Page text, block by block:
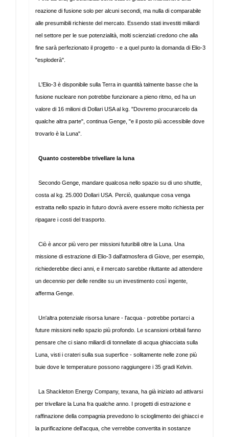
reazione di fusione solo per alcuni secondi, ma nulla di comparabile
alle presumibili richieste del mercato. Essendo stati investiti miliardi
nel settore per le sue potenzialità, molti scienziati credono che alla
fine sarà perfezionato il progetto - e a quel punto la domanda di Elio-3
"esploderà".
L'Elio-3 è disponibile sulla Terra in quantità talmente basse che la
fusione nucleare non potrebbe funzionare a pieno ritmo, ed ha un
valore di 16 milioni di Dollari USA al kg. "Dovremo procurarcelo da
qualche altra parte", continua Genge, "e il posto più accessibile dove
trovarlo è la Luna".
Quanto costerebbe trivellare la luna
Secondo Genge, mandare qualcosa nello spazio su di uno shuttle,
costa al kg. 25.000 Dollari USA. Perciò, qualunque cosa venga
estratta nello spazio in futuro dovrà avere essere molto richiesta per
ripagare i costi del trasporto.
Ciò è ancor più vero per missioni futuribili oltre la Luna. Una
missione di estrazione di Elio-3 dall'atmosfera di Giove, per esempio,
richiederebbe dieci anni, e il mercato sarebbe riluttante ad attendere
un decennio per delle rendite su un investimento così ingente,
afferma Genge.
Un'altra potenziale risorsa lunare - l'acqua - potrebbe portarci a
future missioni nello spazio più profondo. Le scansioni orbitali fanno
pensare che ci siano miliardi di tonnellate di acqua ghiacciata sulla
Luna, visti i crateri sulla sua superfice - solitamente nelle zone più
buie dove le temperature possono raggiungere i 35 gradi Kelvin.
La Shackleton Energy Company, texana, ha già iniziato ad attivarsi
per trivellare la Luna fra qualche anno. I progetti di estrazione e
raffinazione della compagnia prevedono lo scioglimento dei ghiacci e
la purificazione dell'acqua, che verrebbe convertita in sostanze